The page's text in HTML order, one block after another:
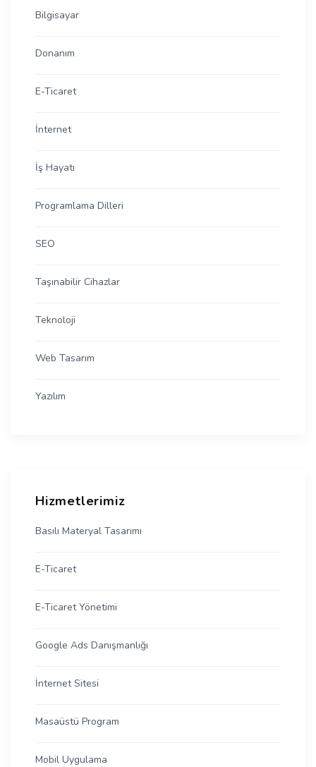
Bilgisayar
Donanım
E-Ticaret
İnternet
İş Hayatı
Programlama Dilleri
SEO
Taşınabilir Cihazlar
Teknoloji
Web Tasarım
Yazılım
Hizmetlerimiz
Basılı Materyal Tasarımı
E-Ticaret
E-Ticaret Yönetimi
Google Ads Danışmanlığı
İnternet Sitesi
Masaüstü Program
Mobil Uygulama